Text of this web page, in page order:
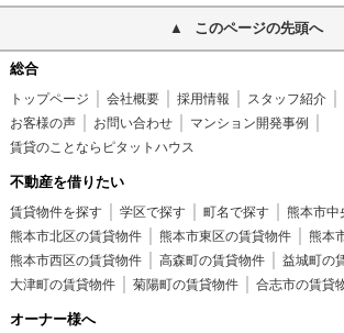
このページの先頭へ
総合
トップページ 会社概要 採用情報 スタッフ紹介
お客様の声
お問い合わせ
マンション開発事例
賃貸のことならピタットハウス
不動産を借りたい
賃貸物件を探す 学区で探す 町名で探す
熊本市中
熊本市北区の賃貸物件
熊本市東区の賃貸物件
熊本
熊本市西区の賃貸物件
高森町の賃貸物件
益城町の
大津町の賃貸物件
菊陽町の賃貸物件 合志市の賃貸
オーナー様へ